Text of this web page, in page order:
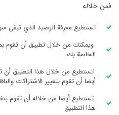
فمن خلاله
تستطيع معرفة الرصيد الذي تبقى
ويمكنك من خلال تطبيق أن تقوم
الخاصة بك.
تستطيع من خلال هذا التطبيق أن
أيضا أن تقوم بتغيير الاشتراكات
تستطيع أيضا من خلاله أن تقوم
هذا التطبيق